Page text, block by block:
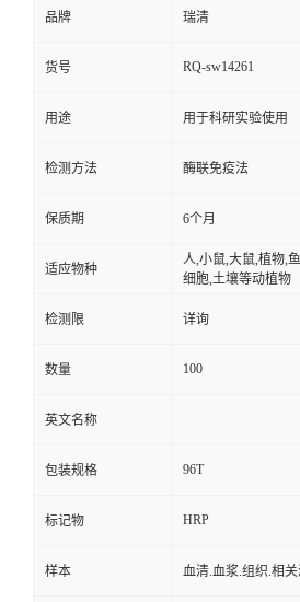
品牌 瑞清
货号 RQ-sw14261
用途 用于科研实验使用
检测方法 酶联免疫法
保质期 6个月
适应物种
人,小鼠,大鼠,植物,
细胞,土壤等动植物
检测限 详询
数量 100
英文名称
包装规格 96T
标记物 HRP
样本 血清.血浆.组织.相